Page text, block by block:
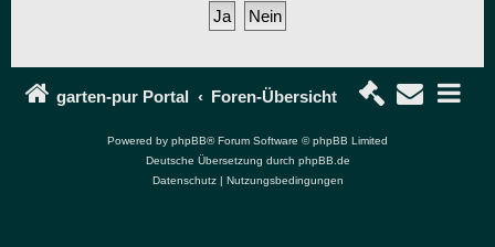
garten-pur Portal Foren-Übersicht
Powered by phpBB® Forum Software © phpBB Limited
Deutsche Übersetzung durch phpBB.de
Datenschutz| Nutzungsbedingungen